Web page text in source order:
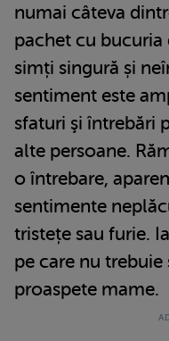
numai câteva
pachet cu bucuria
simți singură și
sentiment este
sfaturi şi întrebări
alte persoane.
o întrebare,
sentimente
tristețe sau furie.
pe care nu
proaspete mame.